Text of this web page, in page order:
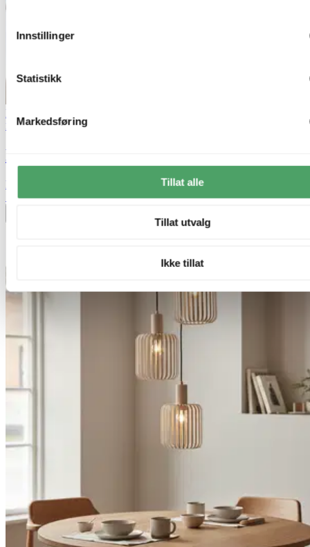
Innstillinger
Statistikk
Markedsføring
Tillat alle
Tillat utvalg
Ikke tillat
Bestselger
Nova Life
Daniella taklampe 46cm brun
kr 5 499,-
70%